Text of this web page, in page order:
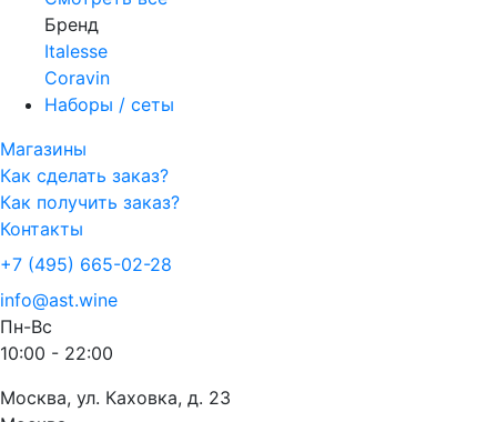
Бренд
Italesse
Coravin
Наборы / сеты
Магазины
Как сделать заказ?
Как получить заказ?
Контакты
+7 (495) 665-02-28
info@ast.wine
Пн-Вс
10:00 - 22:00
Москва, ул. Каховка, д. 23